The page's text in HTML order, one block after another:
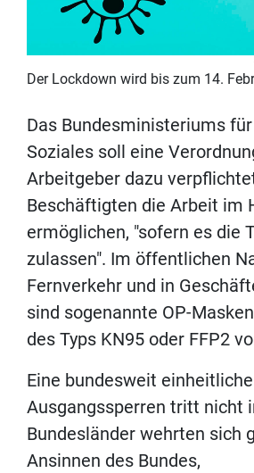
Der Lockdown wird bis zum 14.
Das Bundesministeriums
Soziales soll eine
Arbeitgeber dazu
Beschäftigten die Arbeit im
ermöglichen, "sofern es die
zulassen". Im öffentlichen
Fernverkehr und in
sind sogenannte OP-
des Typs KN95 oder FFP2
Eine bundesweit
Ausgangssperren tritt nicht
Bundesländer wehrten sich
Ansinnen des Bundes,